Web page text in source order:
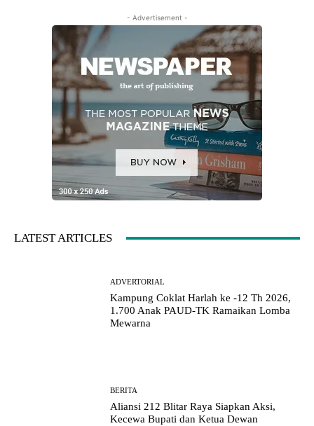
- Advertisement -
LATEST ARTICLES
ADVERTORIAL
Kampung Coklat Harlah ke -12 Th 2026,
1.700 Anak PAUD-TK Ramaikan Lomba
Mewarna
BERITA
Aliansi 212 Blitar Raya Siapkan Aksi,
Kecewa Bupati dan Ketua Dewan